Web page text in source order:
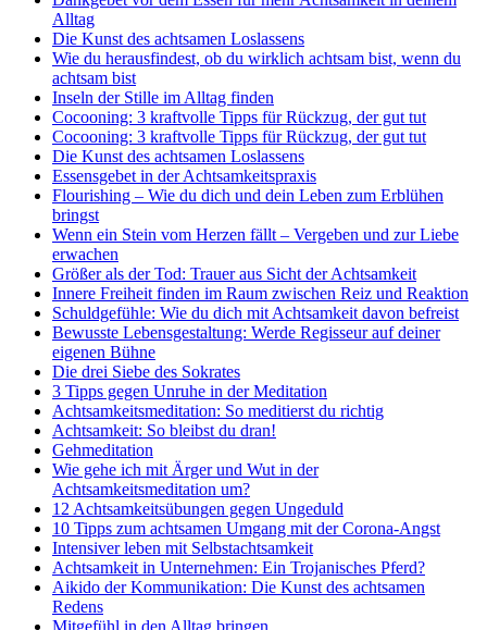
Alltag
Die Kunst des achtsamen Loslassens
Wie du herausfindest, ob du wirklich achtsam bist, wenn du
achtsam bist
Inseln der Stille im Alltag finden
Cocooning: 3 kraftvolle Tipps für Rückzug, der gut tut
Cocooning: 3 kraftvolle Tipps für Rückzug, der gut tut
Die Kunst des achtsamen Loslassens
Essensgebet in der Achtsamkeitspraxis
Flourishing – Wie du dich und dein Leben zum Erblühen
bringst
Wenn ein Stein vom Herzen fällt – Vergeben und zur Liebe
erwachen
Größer als der Tod: Trauer aus Sicht der Achtsamkeit
Innere Freiheit finden im Raum zwischen Reiz und Reaktion
Schuldgefühle: Wie du dich mit Achtsamkeit davon befreist
Bewusste Lebensgestaltung: Werde Regisseur auf deiner
eigenen Bühne
Die drei Siebe des Sokrates
3 Tipps gegen Unruhe in der Meditation
Achtsamkeitsmeditation: So meditierst du richtig
Achtsamkeit: So bleibst du dran!
Gehmeditation
Wie gehe ich mit Ärger und Wut in der
Achtsamkeitsmeditation um?
12 Achtsamkeitsübungen gegen Ungeduld
10 Tipps zum achtsamen Umgang mit der Corona-Angst
Intensiver leben mit Selbstachtsamkeit
Achtsamkeit in Unternehmen: Ein Trojanisches Pferd?
Aikido der Kommunikation: Die Kunst des achtsamen
Redens